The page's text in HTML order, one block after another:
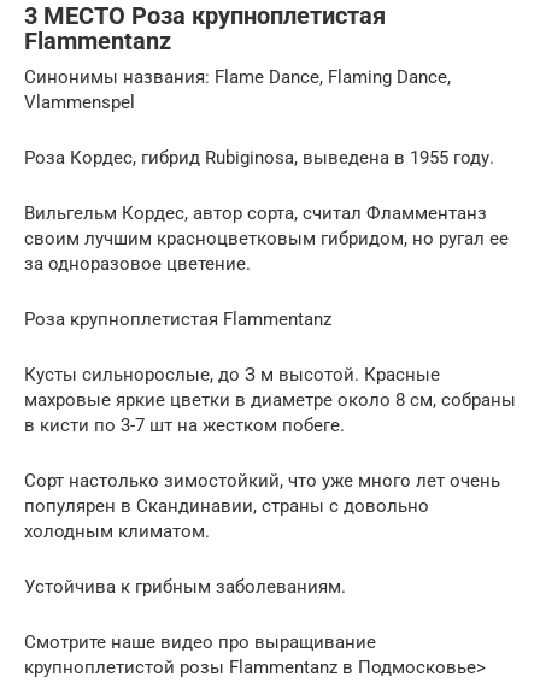
3 МЕСТО Роза крупноплетистая
Flammentanz
Синонимы названия: Flame Dance, Flaming Dance,
Vlammenspel
Роза Кордес, гибрид Rubiginosa, выведена в 1955 году.
Вильгельм Кордес, автор сорта, считал Фламментанз
своим лучшим красноцветковым гибридом, но ругал ее
за одноразовое цветение.
Роза крупноплетистая Flammentanz
Кусты сильнорослые, до З м высотой. Красные
махровые яркие цветки в диаметре около 8 см, собраны
в кисти по 3-7 шт на жестком побеге.
Сорт настолько зимостойкий, что уже много лет очень
популярен в Скандинавии, страны с довольно
холодным климатом.
Устойчива к грибным заболеваниям.
Смотрите наше видео про выращивание
крупноплетистой розы Flammentanz в Подмосковье>